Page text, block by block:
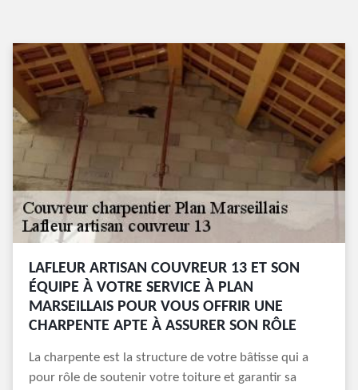
LAFLEUR ARTISAN COUVREUR 13 ET SON
ÉQUIPE À VOTRE SERVICE À PLAN
MARSEILLAIS POUR VOUS OFFRIR UNE
CHARPENTE APTE À ASSURER SON RÔLE
La charpente est la structure de votre bâtisse qui a
pour rôle de soutenir votre toiture et garantir sa